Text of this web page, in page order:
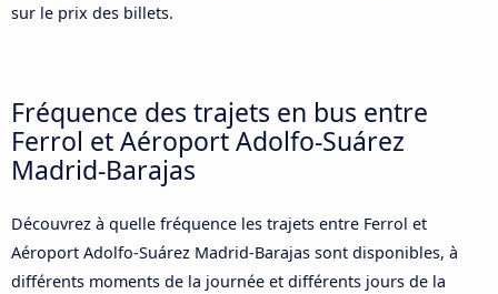
sur le prix des billets.
Fréquence des trajets en bus entre
Ferrol et Aéroport Adolfo-Suárez
Madrid-Barajas
Découvrez à quelle fréquence les trajets entre Ferrol et
Aéroport Adolfo-Suárez Madrid-Barajas sont disponibles, à
différents moments de la journée et différents jours de la